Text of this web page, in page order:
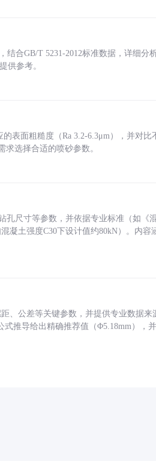
结合GB/T 5231-2012标准数据，详细分
供参考。
表面粗糙度（Ra 3.2-6.3μm），并对比
求选择合适的喷砂参数。
孔尺寸等参数，并依据专业标准（如《
凝土强度C30下设计值约80kN）。内容
、公差等关键参数，并提供专业数据来
式推导给出精确推荐值（Φ5.18mm），